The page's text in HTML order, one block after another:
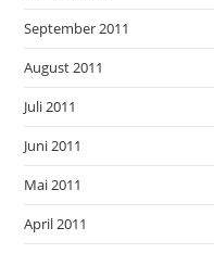
September 2011
August 2011
Juli 2011
Juni 2011
Mai 2011
April 2011